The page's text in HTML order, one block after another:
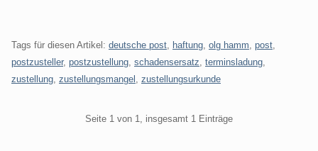
Tags für diesen Artikel: deutsche post haftung olg hamm post
postzusteller, postzustellung schadensersatz terminsladung
zustellung zustellungsmangel zustellungsurkunde
Seite 1 von 1, insgesamt 1 Einträge